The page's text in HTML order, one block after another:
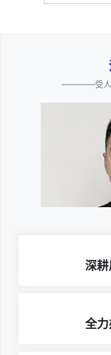
————受人
深
全